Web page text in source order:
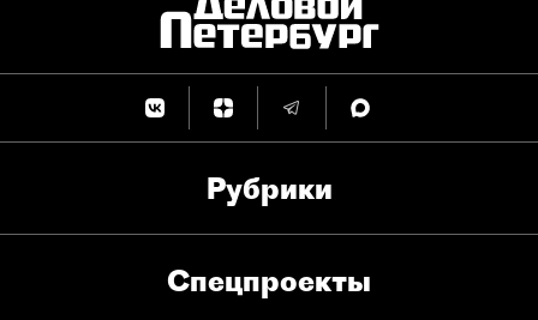
Рубрики
Спец­проекты